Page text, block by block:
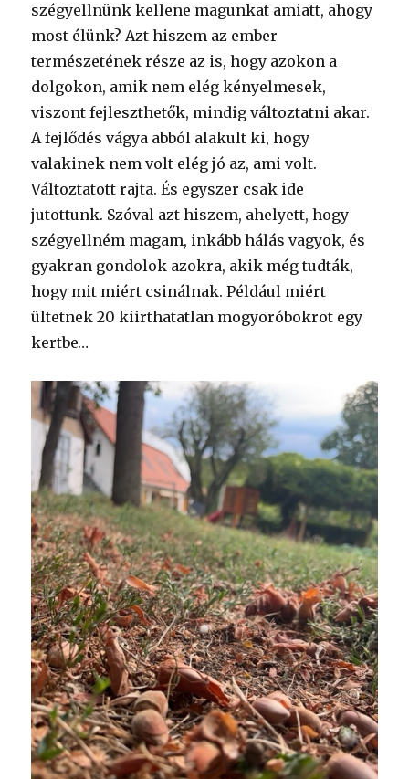
szégyellnünk kellene magunkat amiatt, ahogy
most élünk? Azt hiszem az ember
természetének része az is, hogy azokon a
dolgokon, amik nem elég kényelmesek,
viszont fejleszthetők, mindig változtatni akar.
A fejlődés vágya abból alakult ki, hogy
valakinek nem volt elég jó az, ami volt.
Változtatott rajta. És egyszer csak ide
jutottunk. Szóval azt hiszem, ahelyett, hogy
szégyellném magam, inkább hálás vagyok, és
gyakran gondolok azokra, akik még tudták,
hogy mit miért csinálnak. Például miért
ültetnek 20 kiirthatatlan mogyoróbokrot egy
kertbe…